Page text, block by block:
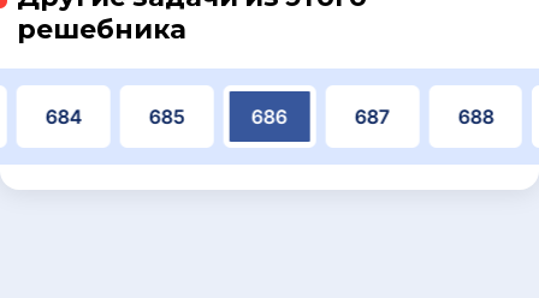
решебника
684 685 686 687 688